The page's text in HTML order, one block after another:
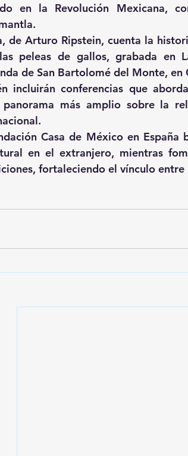
en la Revolución Mexicana,
, de Arturo Ripstein, cuenta la
peleas de gallos, grabada en
de San Bartolomé del Monte, en
incluirán conferencias que
más amplio sobre la
Casa de México en España
en el extranjero, mientras
fortaleciendo el vínculo entre